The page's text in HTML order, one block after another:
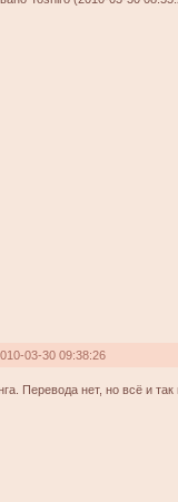
03-30 09:38:26
Перевода нет, но всё и так